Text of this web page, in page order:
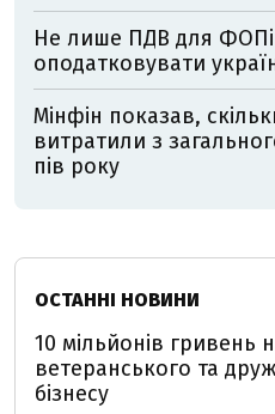
Не лише ПДВ для
оподатковувати
Мінфін показав,
витратили з
пів року
ОСТАННІ НОВИНИ
10 мільйонів гривень
ветеранського та
бізнесу